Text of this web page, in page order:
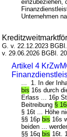
einzubeziehen,
Unternehmen
G. v. 22.12.2023
v. 29.06.2026 BGBl.
Artikel 4
... 1. In der
bis 16s durch
Erlass ... 16p
Beitreibung §
§ 16t ... Höhe
§§ 16p bis 16s
beiden ...
§§ 16q bis 16t.